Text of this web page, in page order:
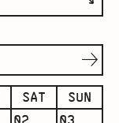
SAT
SUN